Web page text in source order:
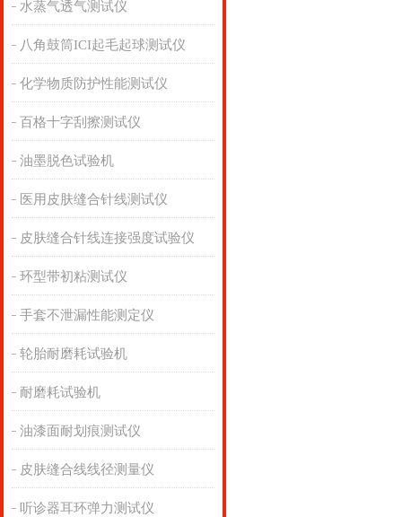
水蒸气透气测试仪
八角鼓筒ICI起毛起球测试仪
化学物质防护性能测试仪
百格十字刮擦测试仪
油墨脱色试验机
医用皮肤缝合针线测试仪
皮肤缝合针线连接强度试验仪
环型带初粘测试仪
手套不泄漏性能测定仪
轮胎耐磨耗试验机
耐磨耗试验机
油漆面耐划痕测试仪
皮肤缝合线线径测量仪
听诊器耳环弹力测试仪